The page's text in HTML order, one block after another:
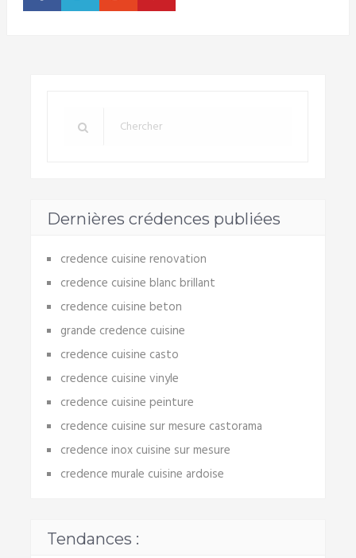
Dernières crédences publiées
credence cuisine renovation
credence cuisine blanc brillant
credence cuisine beton
grande credence cuisine
credence cuisine casto
credence cuisine vinyle
credence cuisine peinture
credence cuisine sur mesure castorama
credence inox cuisine sur mesure
credence murale cuisine ardoise
Tendances :